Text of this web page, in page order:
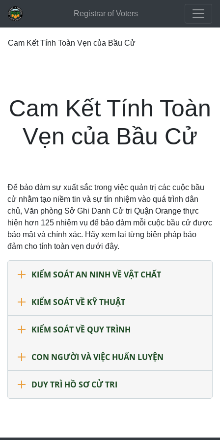
Registrar of Voters
Cam Kết Tính Toàn Vẹn của Bầu Cử
Cam Kết Tính Toàn
Vẹn của Bầu Cử
Để bảo đảm sự xuất sắc trong việc quản trị các cuộc bầu
cử nhằm tạo niềm tin và sự tín nhiệm vào quá trình dân
chủ, Văn phòng Sở Ghi Danh Cử tri Quận Orange thực
hiện hơn 125 nhiệm vụ để bảo đảm mỗi cuộc bầu cử được
bảo mật và chính xác. Hãy xem lại từng biện pháp bảo
đảm cho tính toàn vẹn dưới đây.
KIỂM SOÁT AN NINH VỀ VẬT CHẤT
KIỂM SOÁT VỀ KỸ THUẬT
KIỂM SOÁT VỀ QUY TRÌNH
CON NGƯỜI VÀ VIỆC HUẤN LUYỆN
DUY TRÌ HỒ SƠ CỬ TRI